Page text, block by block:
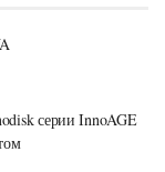
серии InnoAGE